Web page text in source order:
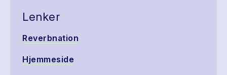
Lenker
Reverbnation
Hjemmeside